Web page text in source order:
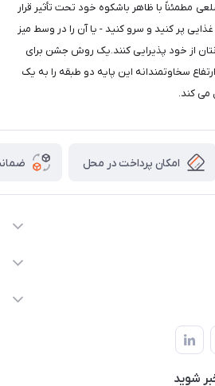
مطمئناً با ظاهر باشکوه خود تحت تأثیر قرار
با مواد غذایی پر کنید و سرو کنید - یا آن را در وسط میز
از خود پذیرایی کنند.یک روش جشن برای
سخاوتمندانه این پایه دو طبقه را به یک
می کند.
امکان پرداخت در محل
شوید